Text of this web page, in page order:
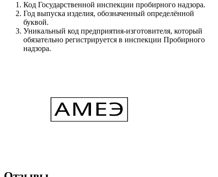
Код Государственной инспекции пробирного надзора.
Год выпуска изделия, обозначенный определённой
буквой.
Уникальный код предприятия-изготовителя, который
обязательно регистрируется в инспекции Пробирного
надзора.